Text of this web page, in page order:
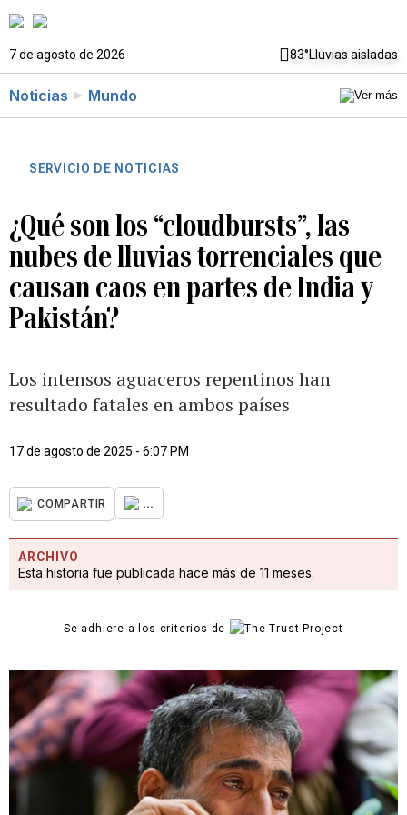
7 de agosto de 2026 83°Lluvias aisladas
Noticias Mundo
SERVICIO DE NOTICIAS
¿Qué son los “cloudbursts”, las
nubes de lluvias torrenciales que
causan caos en partes de India y
Pakistán?
Los intensos aguaceros repentinos han
resultado fatales en ambos países
17 de agosto de 2025 - 6:07 PM
COMPARTIR ...
ARCHIVO
Esta historia fue publicada hace más de 11 meses.
Se adhiere a los criterios de